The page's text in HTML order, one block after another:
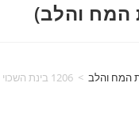
המח והלב > 1206 בינת השכוי (תפילת המח והלב)